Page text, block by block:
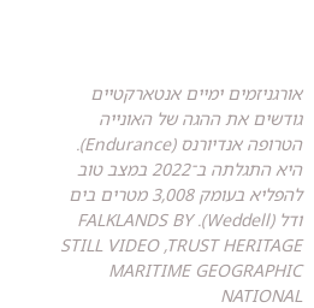
אורגניזמים ימיים אנטארקטיים
גודשים את ההגה של האונייה
הטרופה אנדיורנס (Endurance).
היא התגלתה ב־2022 במצב טוב
להפליא בעומק 3,008 מטרים בים
ודל (Weddell). FALKLANDS BY
STILL VIDEO ,TRUST HERITAGE
MARITIME GEOGRAPHIC
NATIONAL